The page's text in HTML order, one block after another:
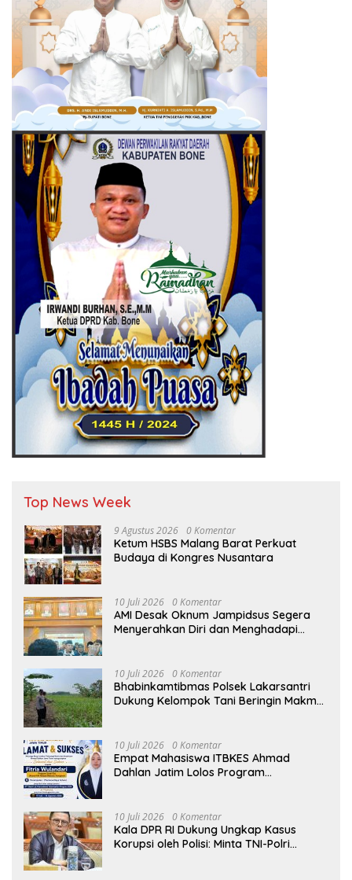
Top News Week
9 Agustus 2026 0 Komentar
Ketum HSBS Malang Barat Perkuat
Budaya di Kongres Nusantara
10 Juli 2026 0 Komentar
AMI Desak Oknum Jampidsus Segera
Menyerahkan Diri dan Menghadapi
10 Juli 2026 0 Komentar
Bhabinkamtibmas Polsek Lakarsantri
Dukung Kelompok Tani Beringin Makmur
10 Juli 2026 0 Komentar
Empat Mahasiswa ITBKES Ahmad
Dahlan Jatim Lolos Program
Global
10 Juli 2026 0 Komentar
Kala DPR RI Dukung Ungkap Kasus
Korupsi oleh Polisi: Minta TNI-Polri